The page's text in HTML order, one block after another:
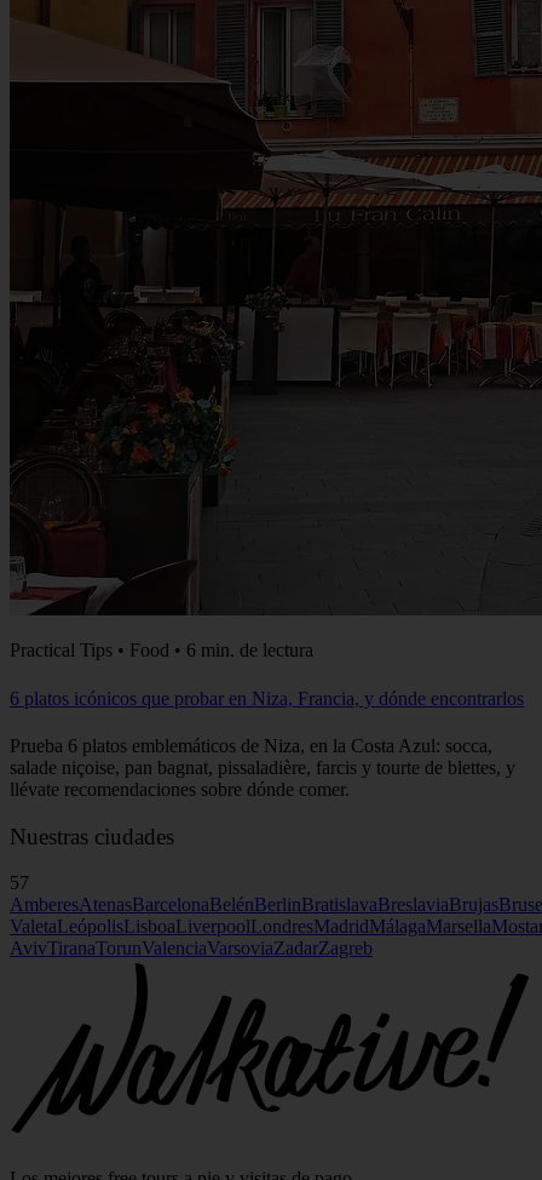
Practical Tips • Food • 6 min. de lectura
6 platos icónicos que probar en Niza, Francia, y dónde encontrarlos
Prueba 6 platos emblemáticos de Niza, en la Costa Azul: socca,
salade niçoise, pan bagnat, pissaladière, farcis y tourte de blettes, y
llévate recomendaciones sobre dónde comer.
Nuestras ciudades
57
AmberesAtenasBarcelonaBelénBerlinBratislavaBreslaviaBrujas
ValetaLeópolisLisboaLiverpoolLondresMadridMálagaMarsella
AvivTiranaTorunValenciaVarsoviaZadarZagreb